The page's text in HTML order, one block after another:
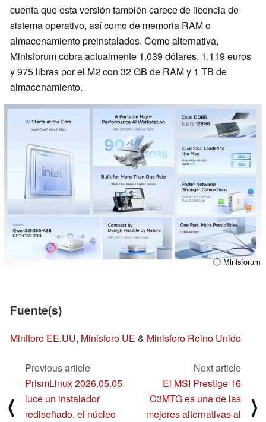
cuenta que esta versión también carece de licencia de
sistema operativo, así como de memoria RAM o
almacenamiento preinstalados. Como alternativa,
Minisforum cobra actualmente 1.039 dólares, 1.119 euros
y 975 libras por el M2 con 32 GB de RAM y 1 TB de
almacenamiento.
ⓘ Minisforum
Fuente(s)
Miniforo EE.UU, Minisforo UE & Minisforo Reino Unido
⟨
Previous article
PrismLinux 2026.05.05
luce un instalador
rediseñado, el núcleo
Next article
El MSI Prestige 16
C3MTG es una de las
mejores alternativas al
⟩